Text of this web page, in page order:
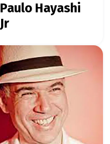
Paulo Hayashi
Jr